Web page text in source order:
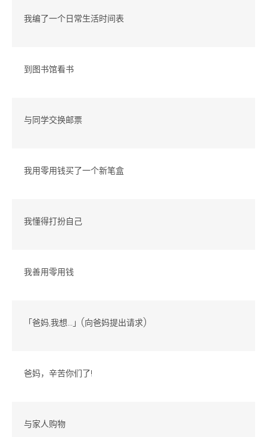
我编了一个日常生活时间表
到图书馆看书
与同学交换邮票
我用零用钱买了一个新笔盒
我懂得打扮自己
我善用零用钱
「爸妈,我想...」(向爸妈提出请求)
爸妈，辛苦你们了!
与家人购物